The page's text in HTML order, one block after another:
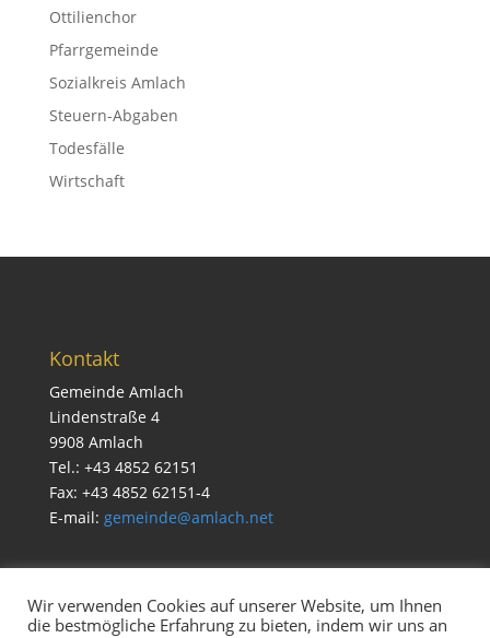
Ottilienchor
Pfarrgemeinde
Sozialkreis Amlach
Steuern-Abgaben
Todesfälle
Wirtschaft
Kontakt
Gemeinde Amlach
Lindenstraße 4
9908 Amlach
Tel.: +43 4852 62151
Fax: +43 4852 62151-4
E-mail: gemeinde@amlach.net
Service
Wir verwenden Cookies auf unserer Website, um Ihnen
die bestmögliche Erfahrung zu bieten, indem wir uns an